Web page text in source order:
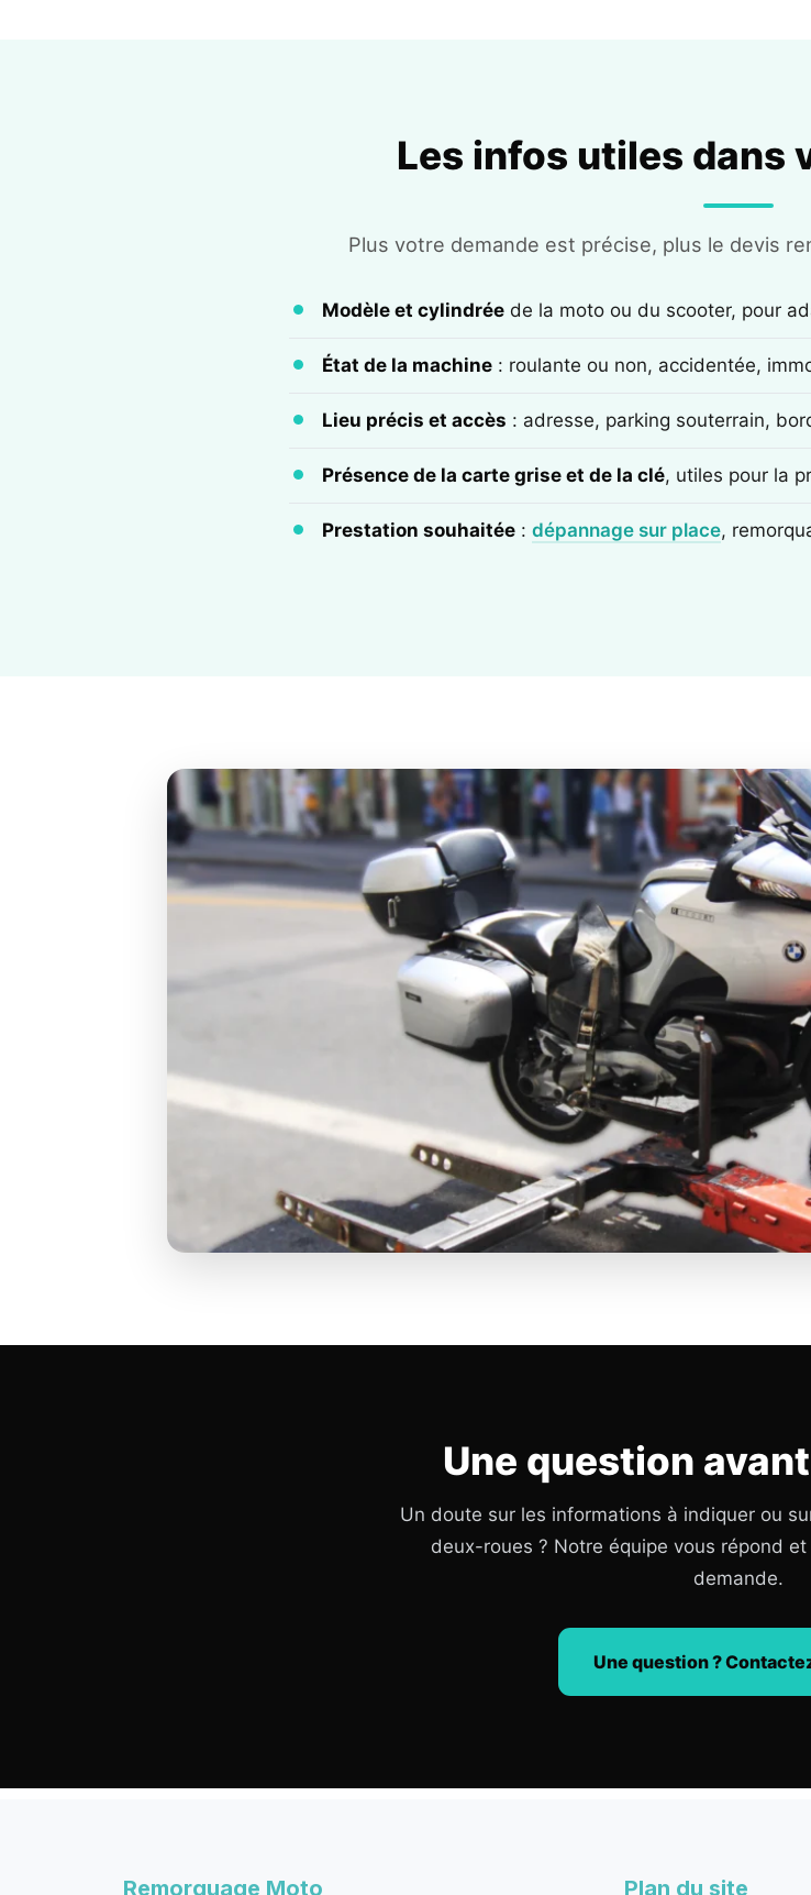
Les infos utiles dans
Plus votre demande est précise, plus le devis
Modèle et cylindréede la moto ou du scooter, pour
État de la machine: roulante ou non, accidentée,
Lieu précis et accès : adresse, parking souterrain,
Présence de la carte grise et de la clé, utiles pour la
Prestation souhaitée: dépannage sur place,
Une question
Un doute sur les informations à indiquer ou
deux-roues ? Notre équipe vous répond
demande.
Une question ?
Remorquage Moto Plan du site